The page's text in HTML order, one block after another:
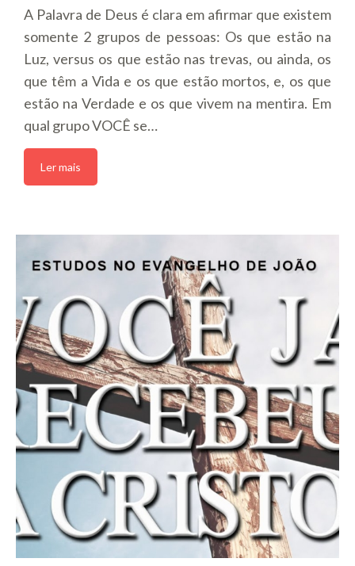
A Palavra de Deus é clara em afirmar que existem
somente 2 grupos de pessoas: Os que estão na
Luz, versus os que estão nas trevas, ou ainda, os
que têm a Vida e os que estão mortos, e, os que
estão na Verdade e os que vivem na mentira. Em
qual grupo VOCÊ se…
Ler mais